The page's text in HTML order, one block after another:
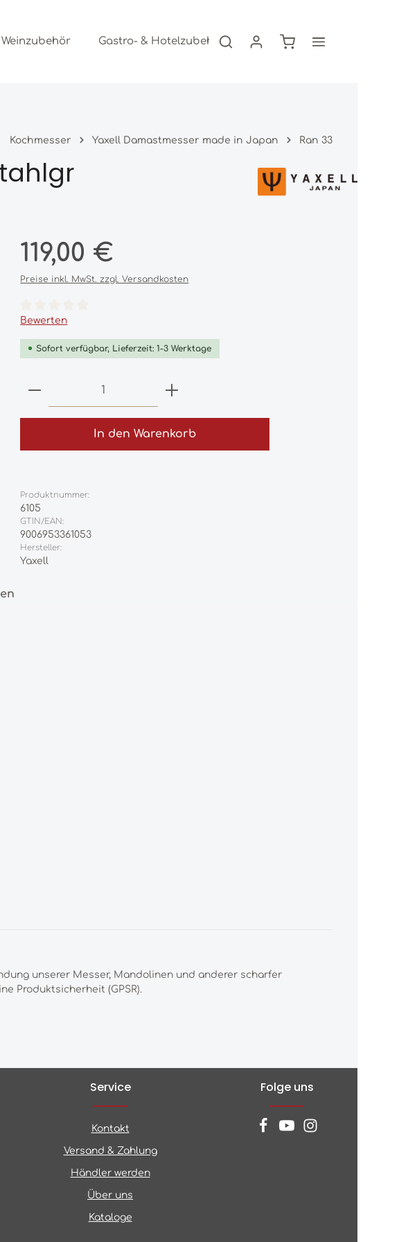
Weinzubehör Gastro- & Hotelzubehör Freizeitartikel
Warenkorb enthält
Kochmesser Yaxell Damastmesser made in Japan Ran 33
Regulärer Preis:
119,00 €
Preise inkl. MwSt. zzgl. Versandkosten
Durchschnittliche Bewertung von 0 von 5 Sternen
Bewerten
Sofort verfügbar, Lieferzeit: 1-3 Werktage
Produkt Anzahl: Gib den gewünschten
In den Warenkorb
Produktnummer:
6105
GTIN/EAN:
9006953361053
Hersteller:
Yaxell
unserer Messer, Mandolinen und anderer scharfer
Produktsicherheit (GPSR).
Service
Kontakt
Versand & Zahlung
Händler werden
Über uns
Kataloge
Folge uns